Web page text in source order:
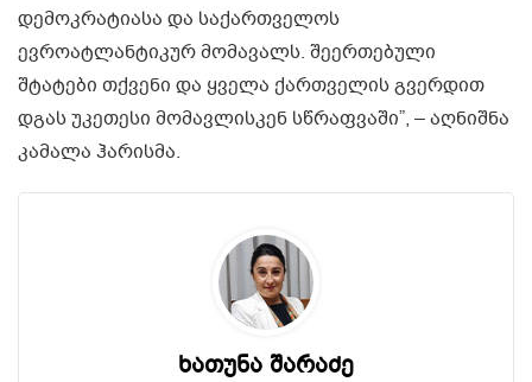
დემოკრატიასა და საქართველოს
ევროატლანტიკურ მომავალს. შეერთებული
შტატები თქვენი და ყველა ქართველის გვერდით
დგას უკეთესი მომავლისკენ სწრაფვაში”, – აღნიშნა
კამალა ჰარისმა.
ხათუნა შარაძე